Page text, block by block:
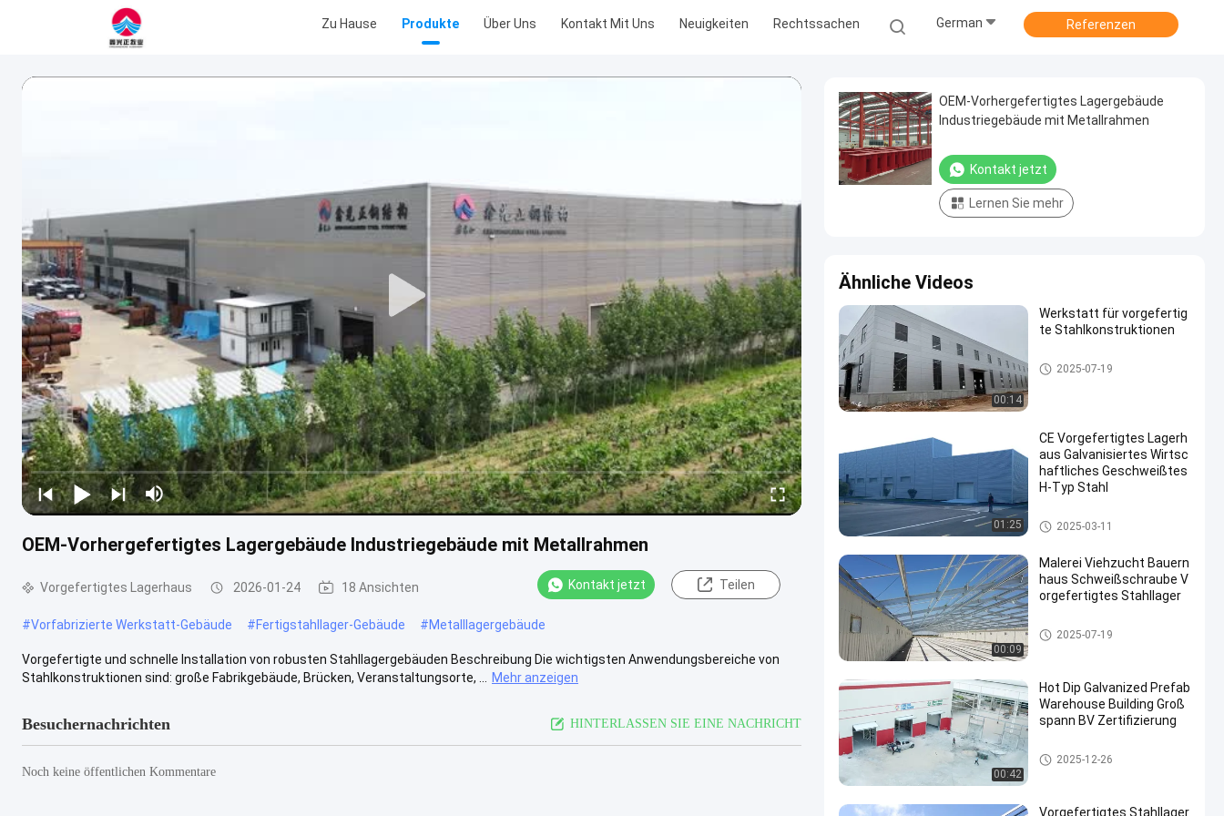
Zu Hause Produkte Über Uns Kontakt Mit Uns Neuigkeiten Rechtssachen German Referenzen
OEM-Vorhergefertigtes Lagergebäude Industriegebäude mit Metallrahmen
Vorgefertigtes Lagerhaus 2026-01-24 18 Ansichten Kontakt jetzt Teilen
#Vorfabrizierte Werkstatt-Gebäude #Fertigstahllager-Gebäude #Metalllagergebäude
Vorgefertigte und schnelle Installation von robusten Stahllagergebäuden Beschreibung Die wichtigsten Anwendungsbereiche von
Stahlkonstruktionen sind: große Fabrikgebäude, Brücken, Veranstaltungsorte, ...
Mehr anzeigen
Besuchernachrichten HINTERLASSEN SIE EINE NACHRICHT
Noch keine öffentlichen Kommentare
OEM-Vorhergefertigtes Lagergebäude
Industriegebäude mit Metallrahmen
Kontakt jetzt
Lernen Sie mehr
Ähnliche Videos
00:14
Werkstatt für vorgefertig
te Stahlkonstruktionen
Stahlkonstruktionslager
2025-07-19
01:25
CE Vorgefertigtes Lagerh
aus Galvanisiertes Wirtsc
haftliches Geschweißtes
H-Typ Stahl
Vorgefertigtes Lagerhaus
2025-03-11
00:09
Malerei Viehzucht Bauern
haus Schweißschraube V
orgefertigtes Stahllager
Viehzucht-Farmhaus
2025-07-19
00:42
Hot Dip Galvanized Prefab
Warehouse Building Groß
spann BV Zertifizierung
Vorgefertigtes Lagerhaus
2025-12-26
Vorgefertigtes Stahllager